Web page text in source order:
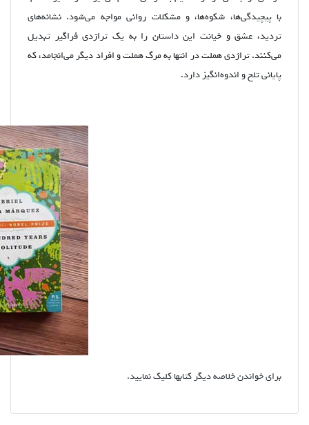
با پیچیدگی‌ها، شکوه‌ها، و مشکلات روانی مواجه می‌شود. نشانه‌های
تردید، عشق و خیانت این داستان را به یک تراژدی فراگیر تبدیل
می‌کنند. تراژدی هملت در انتها به مرگ هملت و افراد دیگر می‌انجامد، که
پایانی تلخ و اندوه‌انگیز دارد.
برای خواندن خلاصه دیگر کتابها کلیک نمایید.